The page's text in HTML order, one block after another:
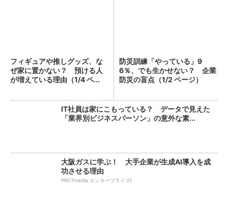
フィギュアや推しグッズ、な
ぜ家に置かない？ 預ける人
が増えている理由（1/4 ペ...
防災訓練「やっている」9
6％、でも生かせない？ 企業
防災の盲点（1/2 ページ）
IT社員は家にこもっている？ データで見えた
「業界別ビジネスパーソン」の意外な素...
大阪ガスに学ぶ！ 大手企業が生成AI導入を成
功させる理由
PR(ITmedia エンタープライズ)